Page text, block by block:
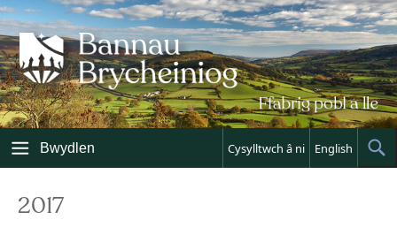
Skip
to
content
Bwydlen Cysylltwch â ni English
2017